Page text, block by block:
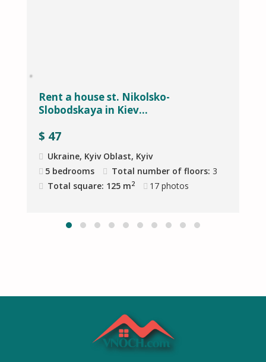
Rent a house st. Nikolsko-
Slobodskaya in Kiev...
$ 47
Ukraine, Kyiv Oblast, Kyiv
5 bedrooms
Total number of floors: 3
Total square: 125 m2 17 photos